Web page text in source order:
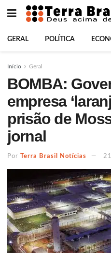
GERAL POLÍTICA
Início Geral
BOMBA:
empresa
prisão de
jornal
Por Terra Brasil Notícias